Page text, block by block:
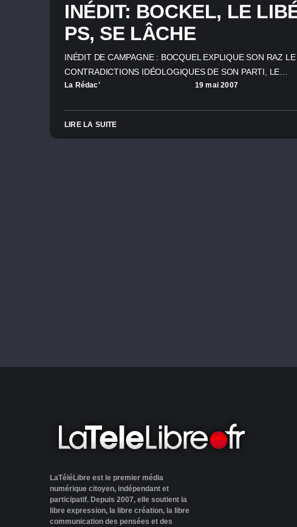
INÉDIT: BOCKEL, LE
PS, SE LÂCHE
INÉDIT DE CAMPAGNE : BOCQUEL EXPLIQUE SON RAZ
CONTRADICTIONS IDÉOLOGIQUES DE SON PARTI, LE…
La Rédac' 19 mai 2007
LIRE LA SUITE
LaTéléLibre est le premier média
numérique citoyen, indépendant et
participatif. Depuis 2007, elle soutient la
libre expression, la libre création, la libre
communication des pensées et des